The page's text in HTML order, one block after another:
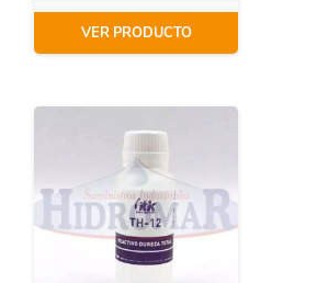
VER PRODUCTO